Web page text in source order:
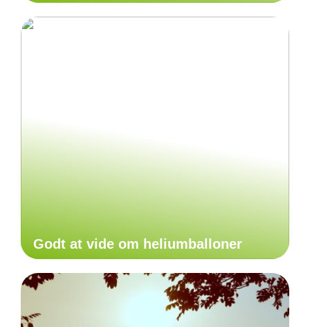
Godt at vide om heliumballoner